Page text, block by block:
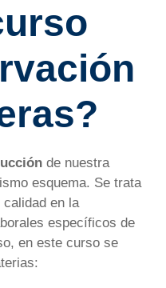
de nuestra
esquema. Se trata
en la
específicos de
en este curso se